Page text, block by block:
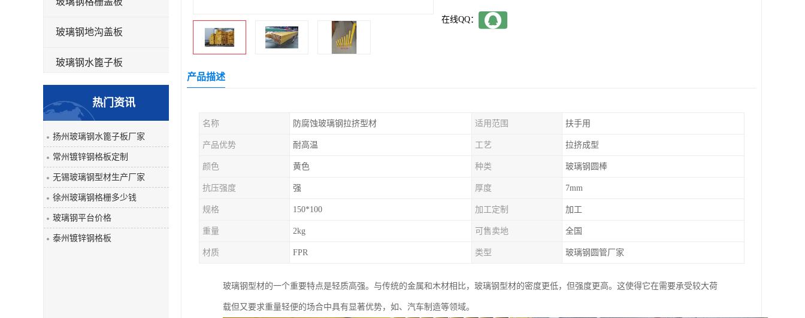
玻璃钢地沟盖板
玻璃钢水篦子板
玻璃钢平板
玻璃钢盖板
热门资讯
扬州玻璃钢水篦子板厂家
常州镀锌钢格板定制
无锡玻璃钢型材生产厂家
徐州玻璃钢格栅多少钱
玻璃钢平台价格
泰州镀锌钢格板
在线QQ：
产品描述
名称 防腐蚀玻璃钢拉挤型材 适用范围 扶手用
产品优势 耐高温 工艺 拉挤成型
颜色 黄色 种类 玻璃钢圆棒
抗压强度 强 厚度 7mm
规格 150*100 加工定制 加工
重量 2kg 可售卖地 全国
材质 FPR 类型 玻璃钢圆管厂家
玻璃钢型材的一个重要特点是轻质高强。与传统的金属和木材相比，玻璃钢型材的密度更低，但强度更高。这使得它在需要承受较大荷
载但又要求重量轻便的场合中具有显著优势，如、汽车制造等领域。